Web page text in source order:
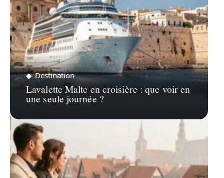
Destination
Lavalette Malte en croisière : que voir en
une seule journée ?